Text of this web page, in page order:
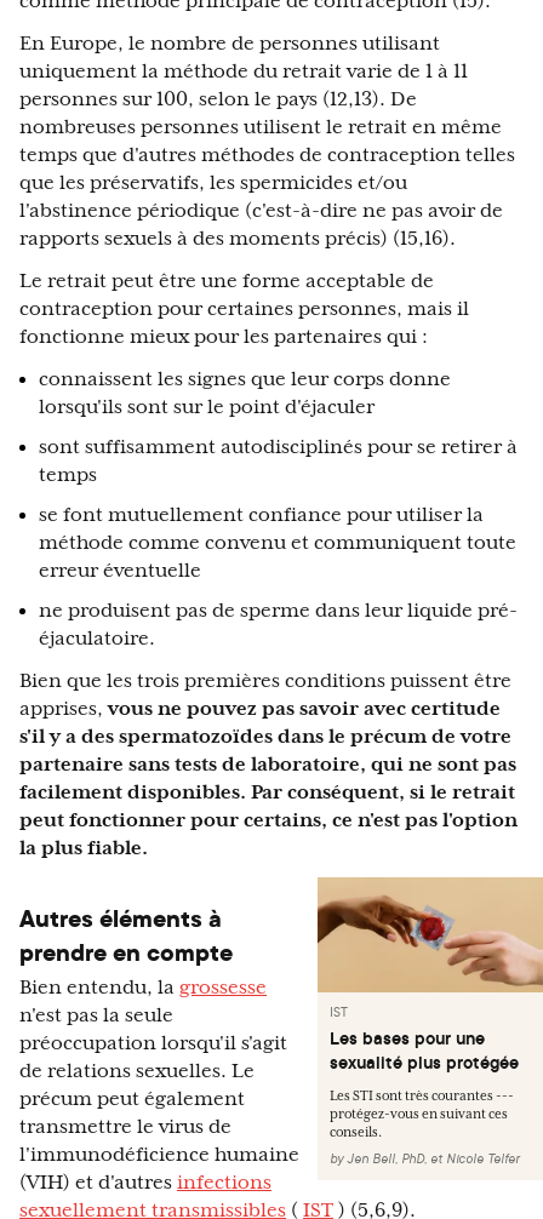
En Europe, le nombre de personnes utilisant
uniquement la méthode du retrait varie de 1 à 11
personnes sur 100, selon le pays (12,13). De
nombreuses personnes utilisent le retrait en même
temps que d'autres méthodes de contraception telles
que les préservatifs, les spermicides et/ou
l'abstinence périodique (c'est-à-dire ne pas avoir de
rapports sexuels à des moments précis) (15,16).
Le retrait peut être une forme acceptable de
contraception pour certaines personnes, mais il
fonctionne mieux pour les partenaires qui :
connaissent les signes que leur corps donne
lorsqu'ils sont sur le point d'éjaculer
sont suffisamment autodisciplinés pour se retirer à
temps
se font mutuellement confiance pour utiliser la
méthode comme convenu et communiquent toute
erreur éventuelle
ne produisent pas de sperme dans leur liquide pré-
éjaculatoire.
Bien que les trois premières conditions puissent être
apprises,vous ne pouvez pas savoir avec certitude
s'il y a des spermatozoïdes dans le précum de votre
partenaire sans tests de laboratoire, qui ne sont pas
facilement disponibles. Par conséquent, si le retrait
peut fonctionner pour certains, ce n'est pas l'option
la plus fiable.
IST
Les bases pour une
sexualité plus protégée
Les STI sont très courantes ---
protégez-vous en suivant ces
conseils.
byJen Bell, PhD, et Nicole Telfer
Autres éléments à
prendre en compte
Bien entendu, la grossesse
n'est pas la seule
préoccupation lorsqu'il s'agit
de relations sexuelles. Le
précum peut également
transmettre le virus de
l'immunodéficience humaine
(VIH) et d'autres infections
sexuellement transmissibles ( IST ) (5,6,9).